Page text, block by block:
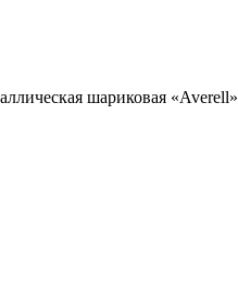
шариковая «Averell»